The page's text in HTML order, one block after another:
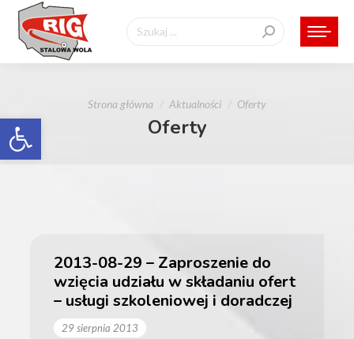
Otwórz pasek narzędzi
Szukaj:
Jesteś tutaj:
Strona główna Aktualności Oferty
Oferty
2013-08-29 – Zaproszenie do
wzięcia udziału w składaniu ofert
– usługi szkoleniowej i doradczej
29 sierpnia 2013